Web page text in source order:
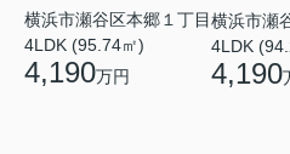
横浜市瀬谷区本郷１丁目
4LDK (95.74㎡)
4,190万円
横浜市瀬
4LDK
4,190